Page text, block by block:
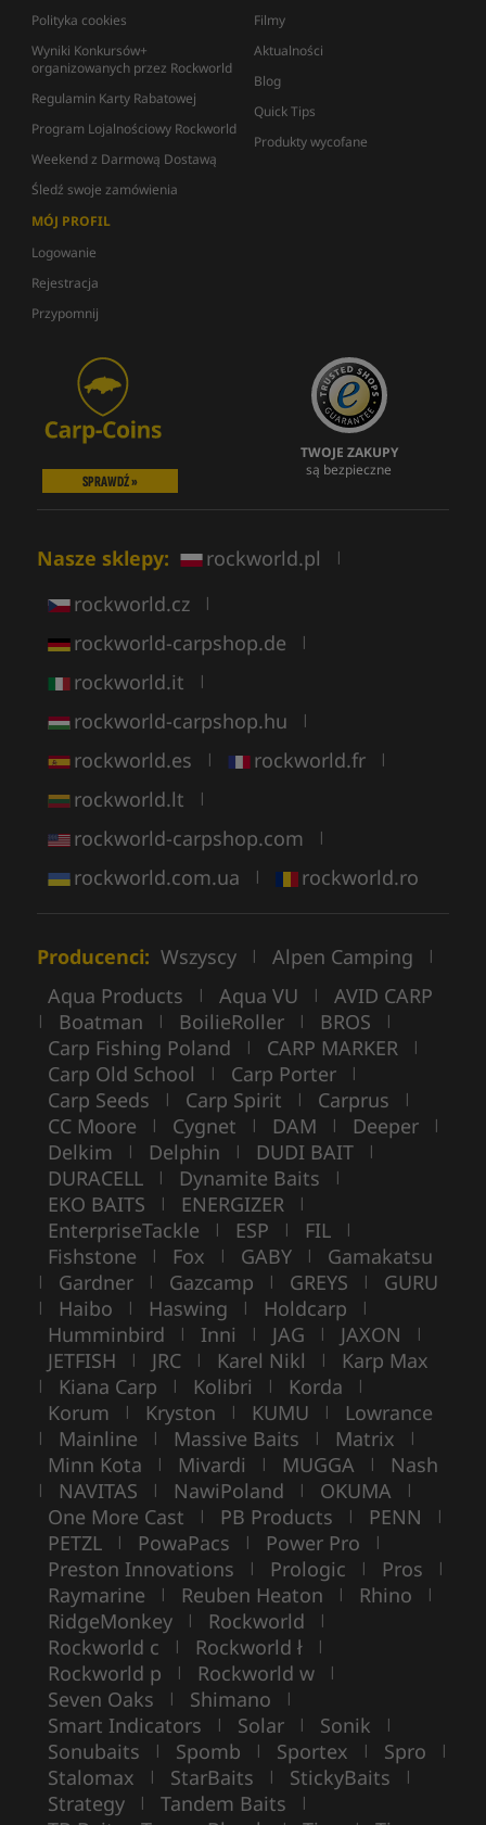
Polityka cookies
Wyniki Konkursów+
organizowanych przez Rockworld
Regulamin Karty Rabatowej
Program Lojalnościowy Rockworld
Weekend z Darmową Dostawą
Śledź swoje zamówienia
Filmy
Aktualności
Blog
Quick Tips
Produkty wycofane
MÓJ PROFIL
Logowanie
Rejestracja
Przypomnij
SPRAWDŹ »
TWOJE ZAKUPY
są bezpieczne
Nasze sklepy: rockworld.pl |
rockworld.cz |
rockworld-carpshop.de |
rockworld.it |
rockworld-carpshop.hu |
rockworld.es | rockworld.fr |
rockworld.lt |
rockworld-carpshop.com |
rockworld.com.ua | rockworld.ro
Producenci: Wszyscy | Alpen Camping |
Aqua Products | Aqua VU | AVID CARP
| Boatman | BoilieRoller | BROS |
Carp Fishing Poland | CARP MARKER |
Carp Old School | Carp Porter |
Carp Seeds | Carp Spirit | Carprus |
CC Moore | Cygnet | DAM | Deeper |
Delkim | Delphin | DUDI BAIT |
DURACELL | Dynamite Baits |
EKO BAITS | ENERGIZER |
EnterpriseTackle | ESP | FIL |
Fishstone | Fox | GABY | Gamakatsu
| Gardner | Gazcamp | GREYS | GURU
| Haibo | Haswing | Holdcarp |
Humminbird | Inni | JAG | JAXON |
JETFISH | JRC | Karel Nikl | Karp Max
| Kiana Carp | Kolibri | Korda |
Korum | Kryston | KUMU | Lowrance
| Mainline | Massive Baits | Matrix |
Minn Kota | Mivardi | MUGGA | Nash
| NAVITAS | NawiPoland | OKUMA |
One More Cast | PB Products | PENN |
PETZL | PowaPacs | Power Pro |
Preston Innovations | Prologic | Pros |
Raymarine | Reuben Heaton | Rhino |
RidgeMonkey | Rockworld |
Rockworld c | Rockworld ł |
Rockworld p | Rockworld w |
Seven Oaks | Shimano |
Smart Indicators | Solar | Sonik |
Sonubaits | Spomb | Sportex | Spro |
Stalomax | StarBaits | StickyBaits |
Strategy | Tandem Baits |